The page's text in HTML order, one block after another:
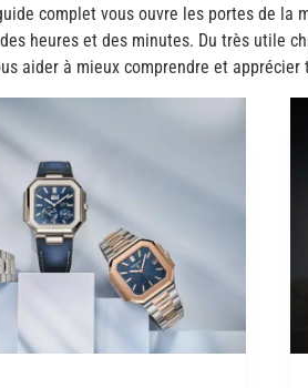
complet vous ouvre les portes de
des heures et des minutes. Du très utile
aider à mieux comprendre et